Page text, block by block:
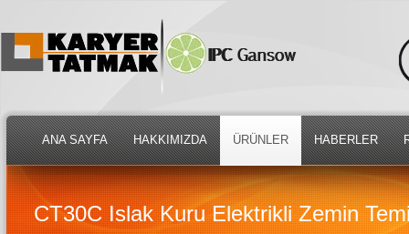
ANA SAYFA HAKKIMIZDA ÜRÜNLER HABERLER
CT30C Islak Kuru Elektrikli Zemin